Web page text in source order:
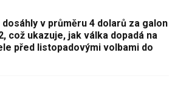
dosáhly v průměru 4 dolarů za galon
což ukazuje, jak válka dopadá na
před listopadovými volbami do